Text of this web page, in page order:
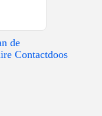
de
Contactdoos